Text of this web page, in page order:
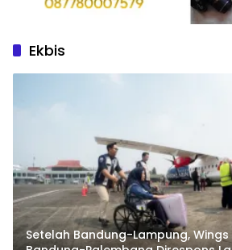
Ekbis
Setelah Bandung-Lampung, Wings